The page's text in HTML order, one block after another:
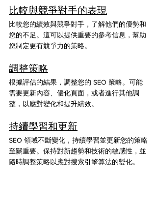
比較與競爭對手的表現
比較您的績效與競爭對手，了解他們的優勢和
您的不足。這可以提供重要的參考信息，幫助
您制定更有競爭力的策略。
調整策略
根據評估的結果，調整您的 SEO 策略。可能
需要更新內容、優化頁面，或者進行其他調
整，以應對變化和提升績效。
持續學習和更新
SEO 領域不斷變化，持續學習並更新您的策略
至關重要。保持對新趨勢和技術的敏感性，並
隨時調整策略以應對搜索引擎算法的變化。